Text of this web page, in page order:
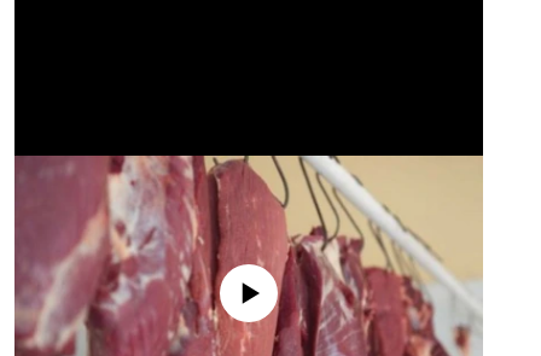
No media source currently available